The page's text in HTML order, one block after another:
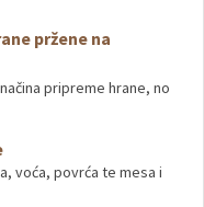
pržene na
pripreme hrane, no
voća, povrća te mesa i